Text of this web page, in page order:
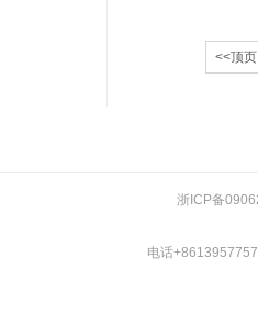
<<顶页
浙ICP备
电话